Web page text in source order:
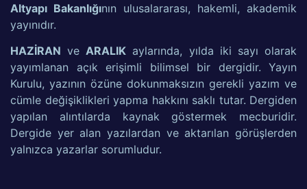
Altyapı Bakanlığının ulusalararası, hakemli, akademik
yayınıdır.
HAZİRAN veARALIK aylarında, yılda iki sayı olarak
yayımlanan açık erişimli bilimsel bir dergidir. Yayın
Kurulu, yazının özüne dokunmaksızın gerekli yazım ve
cümle değişiklikleri yapma hakkını saklı tutar. Dergiden
yapılan alıntılarda kaynak göstermek mecburidir.
Dergide yer alan yazılardan ve aktarılan görüşlerden
yalnızca yazarlar sorumludur.